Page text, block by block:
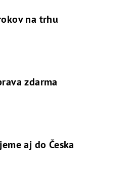
na trhu
zdarma
aj do Česka